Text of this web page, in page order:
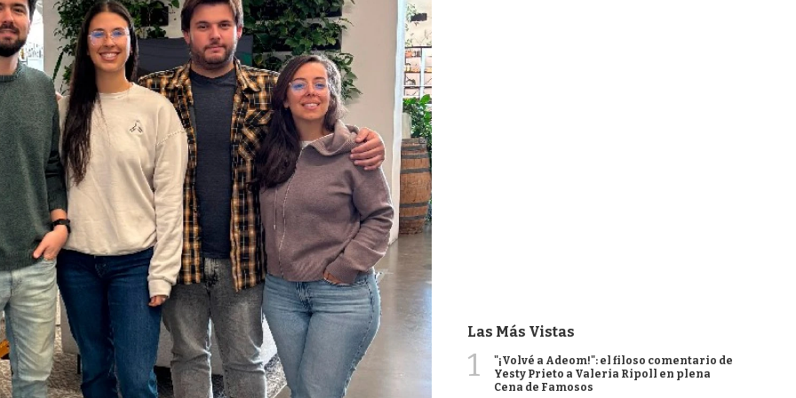
Las Más Vistas
1
"¡Volvé a Adeom!": el filoso comentario de
Yesty Prieto a Valeria Ripoll en plena
Cena de Famosos